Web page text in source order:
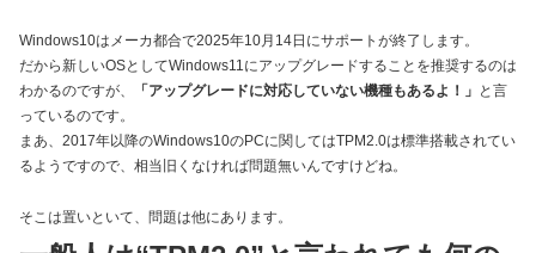
Windows10はメーカ都合で2025年10月14日にサポートが終了します。
だから新しいOSとしてWindows11にアップグレードすることを推奨するのは
わかるのですが、
「アップグレードに対応していない機種もあるよ！」 と言
っているのです。
まあ、2017年以降のWindows10のPCに関してはTPM2.0は標準搭載されてい
るようですので、相当旧くなければ問題無いんですけどね。
そこは置いといて、問題は他にあります。